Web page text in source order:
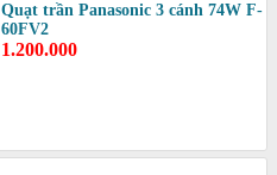
Quạt trần Panasonic 3 cánh 74W F-
60FV2
1.200.000